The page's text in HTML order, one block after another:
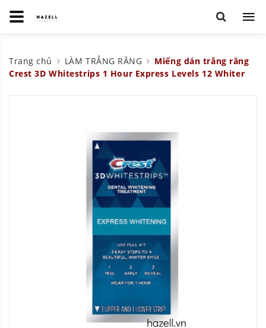
Trang chủ LÀM TRẮNG RĂNG
Miếng dán trắng răng
Crest 3D Whitestrips 1 Hour Express Levels 12 Whiter